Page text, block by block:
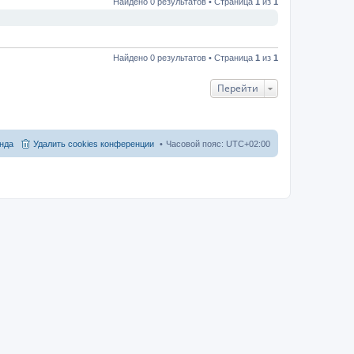
Найдено 0 результатов • Страница 1 из 1
Перейти
Часовой пояс: UTC+02:00
Удалить cookies конференции